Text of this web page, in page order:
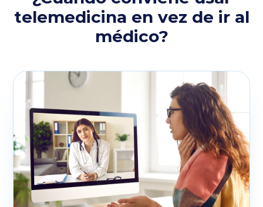
telemedicina en vez de ir al
médico?